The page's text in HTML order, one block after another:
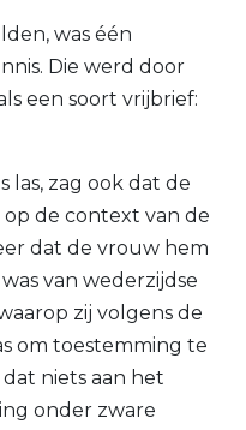
was één
Die werd door
een soort vrijbrief:
las, zag ook dat de
de context van de
dat de vrouw hem
van wederzijdse
zij volgens de
om toestemming te
niets aan het
onder zware